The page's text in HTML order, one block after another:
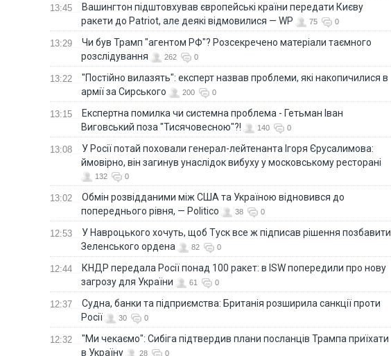
13:45
Вашингтон підштовхував європейські країни передати Києву
ракети до Patriot, але деякі відмовилися — WP
75 0
13:29
Чи був Трамп "агентом РФ"? Розсекречено матеріали таємного
розслідування
262 0
13:22
"Постійно вилазять": експерт назвав проблеми, які накопичилися в
армії за Сирського
200 0
13:15
Eкспертна помилка чи системна проблема - Гетьман Іван
Виговський поза "Тисячовесною"?!
140 0
13:08
У Росії потай поховали генерал-лейтенанта Ігоря Єрусалимова:
ймовірно, він загинув унаслідок вибуху у московському ресторані
132 0
13:02
Обмін розвідданими між США та Україною відновився до
попереднього рівня, — Politico
38 0
12:53
У Навроцького хочуть, щоб Туск все ж підписав рішення позбавити
Зеленського ордена
82 0
12:44
КНДР передала Росії понад 100 ракет: в ISW попередили про нову
загрозу для України
61 0
12:37
Судна, банки та підприємства: Британія розширила санкції проти
Росії
30 0
12:32
"Ми чекаємо": Сибіга підтвердив плани посланців Трампа приїхати
в Україну
28 0